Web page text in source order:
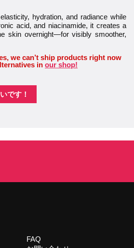
hydration, and radiance while
acid, and niacinamide, it creates a
skin overnight—for visibly smoother,
we can’t ship products right now
in our shop!
です！
FAQ